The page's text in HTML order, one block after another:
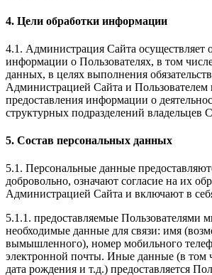
4. Цели обработки информации
4.1. Администрация Сайта осуществляет
информации о Пользователях, в том
данных, в целях выполнения
Администрацией Сайта и Пользователем
предоставления информации о
структурных подразделений владельцев
5. Состав персональных данных
5.1. Персональные данные
добровольно, означают согласие на их
Администрацией Сайта и включают в
5.1.1. предоставляемые Пользователями
необходимые данные для связи: имя
вымышленного), номер мобильного
электронной почты. Иные данные (в том
дата рождения и т.д.) предоставляется